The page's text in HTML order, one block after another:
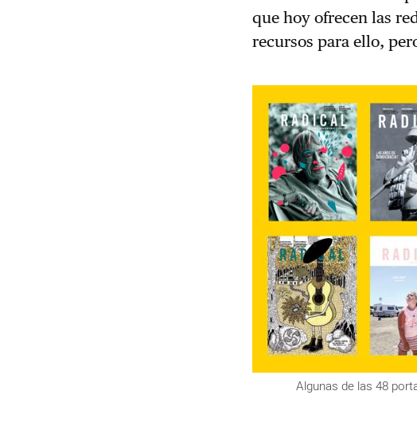
que hoy ofrecen las
recursos para ello,
Algunas de las 48